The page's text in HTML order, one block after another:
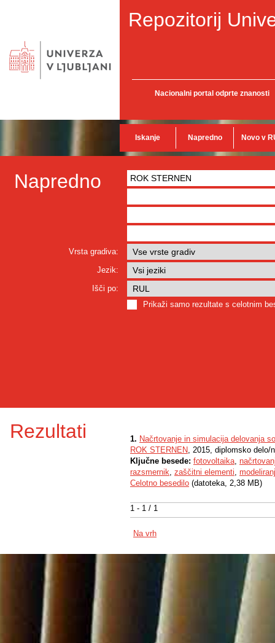
Repozitorij
Nacionalni portal odprte znanosti
Iskanje Napredno Novo v
Napredno
Vrsta gradiva:
Jezik:
Išči po:
Prikaži samo rezultate s celotnim
Rezultati
1 - 1 / 1
1. Načrtovanje in simulacija delovanja
ROK STERNEN, 2015, diplomsko delo/
Ključne besede: fotovoltaika,
razsmernik, zaščitni elementi,
Celotno besedilo (datoteka, 2,38 MB)
Na vrh